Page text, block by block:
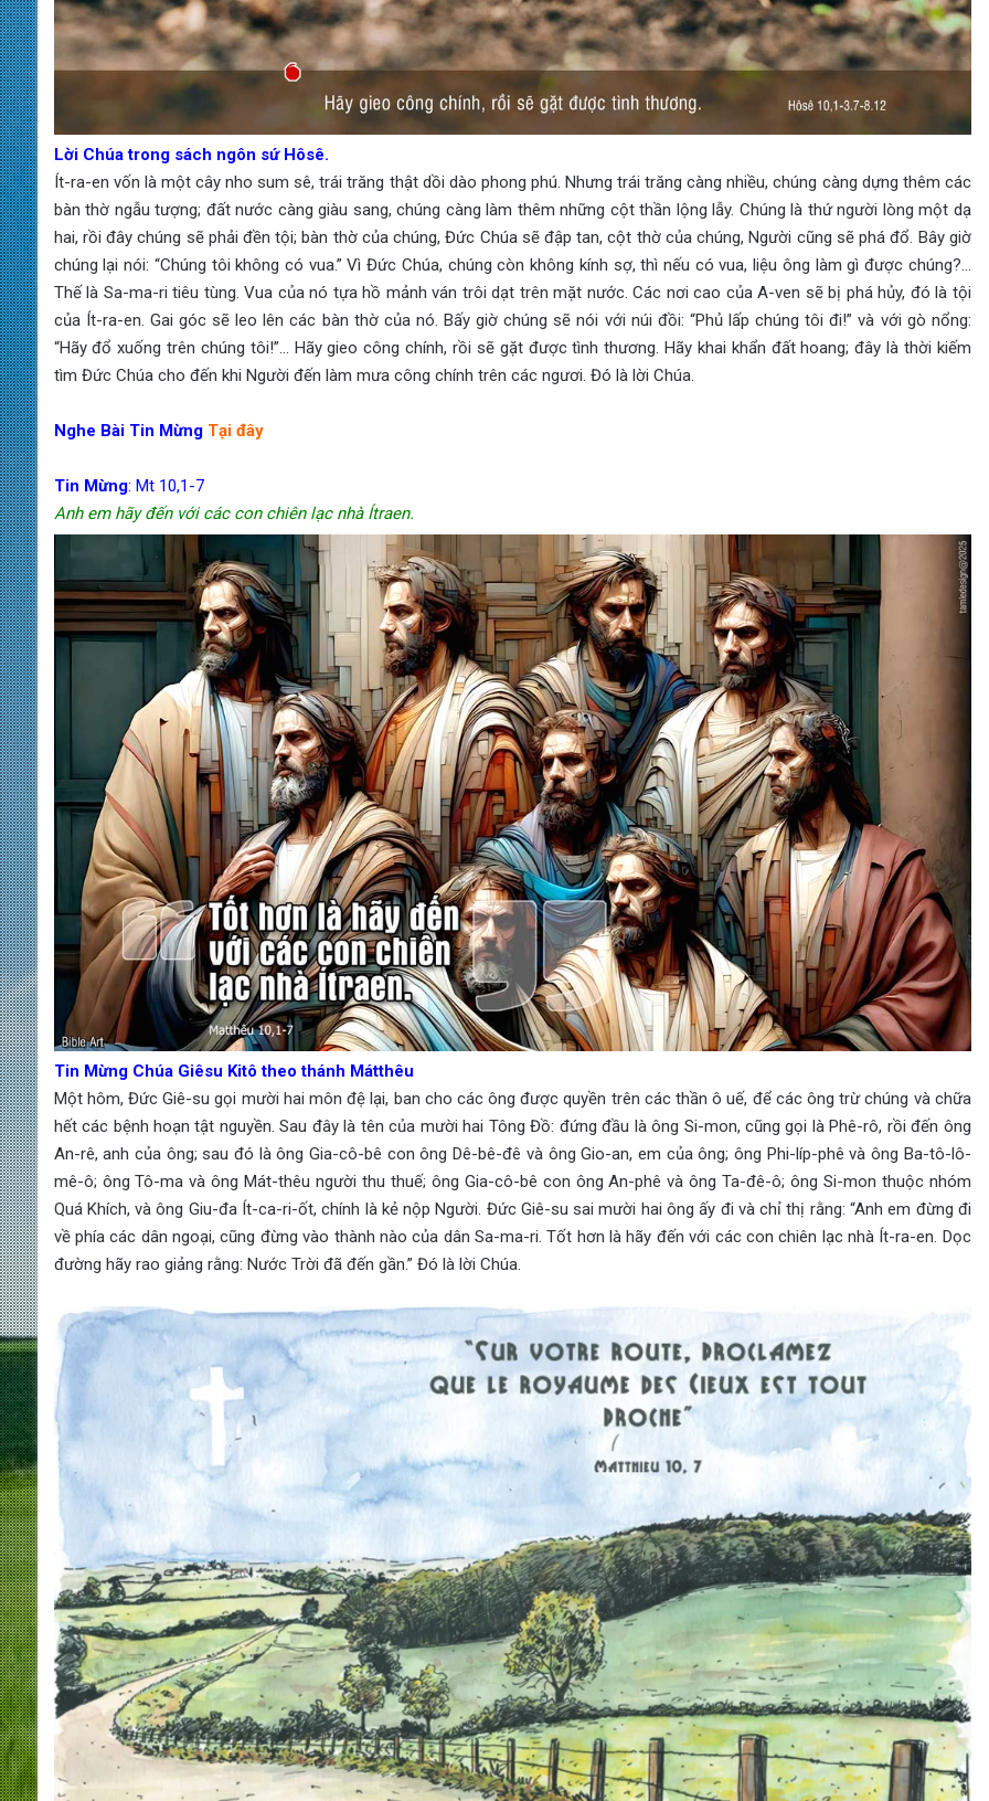
Lời Chúa trong sách ngôn sứ Hôsê.
Ít-ra-en vốn là một cây nho sum sê, trái trăng thật dồi dào phong phú. Nhưng trái trăng càng nhiều, chúng càng dựng thêm các
bàn thờ ngẫu tượng; đất nước càng giàu sang, chúng càng làm thêm những cột thần lộng lẫy. Chúng là thứ người lòng một dạ
hai, rồi đây chúng sẽ phải đền tội; bàn thờ của chúng, Đức Chúa sẽ đập tan, cột thờ của chúng, Người cũng sẽ phá đổ. Bây giờ
chúng lại nói: “Chúng tôi không có vua.” Vì Đức Chúa, chúng còn không kính sợ, thì nếu có vua, liệu ông làm gì được chúng?…
Thế là Sa-ma-ri tiêu tùng. Vua của nó tựa hồ mảnh ván trôi dạt trên mặt nước. Các nơi cao của A-ven sẽ bị phá hủy, đó là tội
của Ít-ra-en. Gai góc sẽ leo lên các bàn thờ của nó. Bấy giờ chúng sẽ nói với núi đồi: “Phủ lấp chúng tôi đi!” và với gò nổng:
“Hãy đổ xuống trên chúng tôi!”… Hãy gieo công chính, rồi sẽ gặt được tình thương. Hãy khai khẩn đất hoang; đây là thời kiếm
tìm Đức Chúa cho đến khi Người đến làm mưa công chính trên các ngươi. Đó là lời Chúa.
Nghe Bài Tin Mừng Tại đây
Tin Mừng: Mt 10,1-7
Anh em hãy đến với các con chiên lạc nhà Ítraen.
Tin Mừng Chúa Giêsu Kitô theo thánh Mátthêu
Một hôm, Đức Giê-su gọi mười hai môn đệ lại, ban cho các ông được quyền trên các thần ô uế, để các ông trừ chúng và chữa
hết các bệnh hoạn tật nguyền. Sau đây là tên của mười hai Tông Đồ: đứng đầu là ông Si-mon, cũng gọi là Phê-rô, rồi đến ông
An-rê, anh của ông; sau đó là ông Gia-cô-bê con ông Dê-bê-đê và ông Gio-an, em của ông; ông Phi-líp-phê và ông Ba-tô-lô-
mê-ô; ông Tô-ma và ông Mát-thêu người thu thuế; ông Gia-cô-bê con ông An-phê và ông Ta-đê-ô; ông Si-mon thuộc nhóm
Quá Khích, và ông Giu-đa Ít-ca-ri-ốt, chính là kẻ nộp Người. Đức Giê-su sai mười hai ông ấy đi và chỉ thị rằng: “Anh em đừng đi
về phía các dân ngoại, cũng đừng vào thành nào của dân Sa-ma-ri. Tốt hơn là hãy đến với các con chiên lạc nhà Ít-ra-en. Dọc
đường hãy rao giảng rằng: Nước Trời đã đến gần.” Đó là lời Chúa.